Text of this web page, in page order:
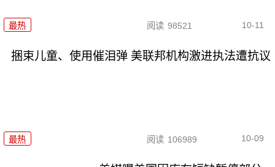
最热 阅读 98521 10-11
捆束儿童、使用催泪弹 美联邦机构激进执法遭抗议
最热 阅读 106989 10-09